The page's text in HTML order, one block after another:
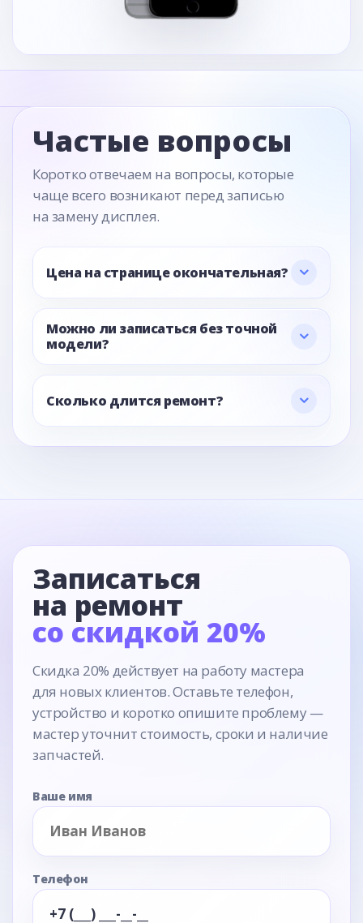
Частые вопросы
Коротко отвечаем на вопросы, которые
чаще всего возникают перед записью
на замену дисплея.
Цена на странице окончательная?
Можно ли записаться без точной
модели?
Сколько длится ремонт?
Записаться
на ремонт
со скидкой 20%
Скидка 20% действует на работу мастера
для новых клиентов. Оставьте телефон,
устройство и коротко опишите проблему —
мастер уточнит стоимость, сроки и наличие
запчастей.
Ваше имя
Телефон